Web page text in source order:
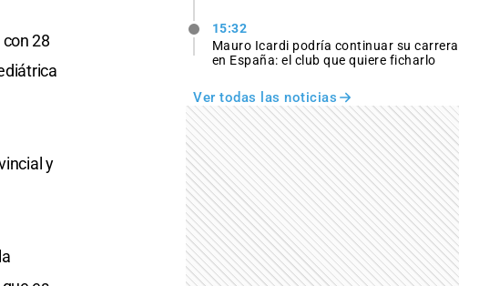
28
y
15:32
Mauro Icardi podría continuar su carrera
en España: el club que quiere ficharlo
Ver todas las noticias